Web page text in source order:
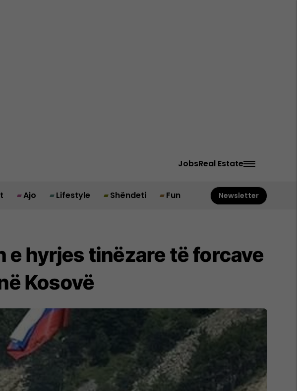
JobsReal Estate
Ajo Lifestyle Shëndeti Fun Newsletter
hyrjes tinëzare të forcave
Kosovë